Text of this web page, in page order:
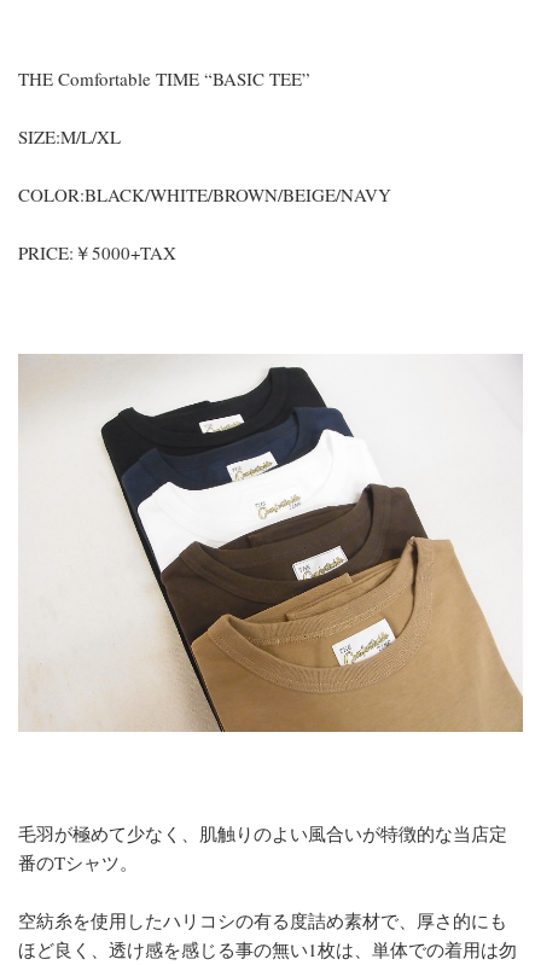
THE Comfortable TIME “BASIC TEE”
SIZE:M/L/XL
COLOR:BLACK/WHITE/BROWN/BEIGE/NAVY
PRICE:￥5000+TAX
毛羽が極めて少なく、肌触りのよい風合いが特徴的な当店定
番のTシャツ。
空紡糸を使用したハリコシの有る度詰め素材で、厚さ的にも
ほど良く、透け感を感じる事の無い1枚は、単体での着用は勿